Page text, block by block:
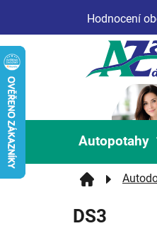
obsah
Hodnocení
Autopotahy
DS3